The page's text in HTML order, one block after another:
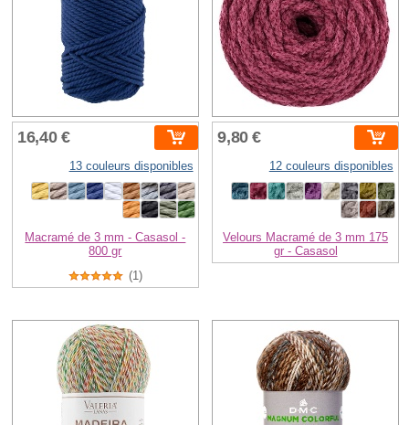
16,40 €
13 couleurs disponibles
Macramé de 3 mm - Casasol -
800 gr
(1)
9,80 €
12 couleurs disponibles
Velours Macramé de 3 mm 175
gr - Casasol